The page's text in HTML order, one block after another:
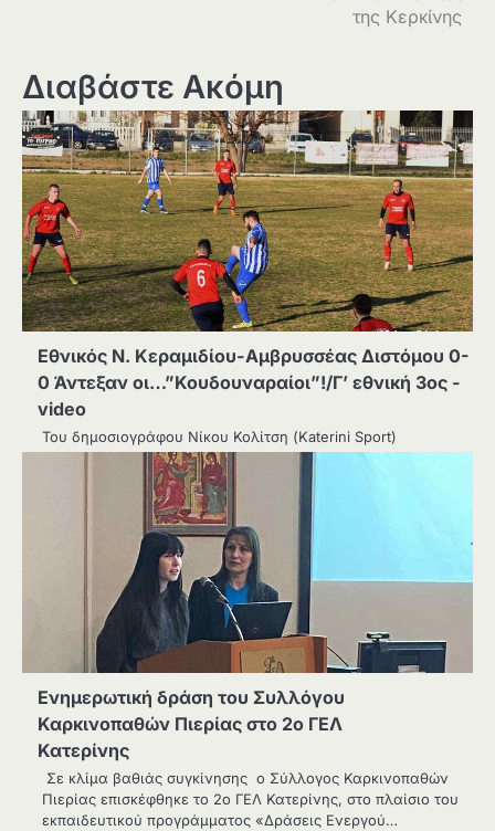
της Κερκίνης
Διαβάστε Ακόμη
Εθνικός Ν. Κεραμιδίου-Αμβρυσσέας Διστόμου 0-
0 Άντεξαν οι…”Κουδουναραίοι”!/Γ’ εθνική 3ος -
video
Του δημοσιογράφου Νίκου Κολίτση (Κaterini Sport)
Ενημερωτική δράση του Συλλόγου
Καρκινοπαθών Πιερίας στο 2ο ΓΕΛ
Κατερίνης
Σε κλίμα βαθιάς συγκίνησης ο Σύλλογος Καρκινοπαθών
Πιερίας επισκέφθηκε το 2ο ΓΕΛ Κατερίνης, στο πλαίσιο του
εκπαιδευτικού προγράμματος «Δράσεις Ενεργού…